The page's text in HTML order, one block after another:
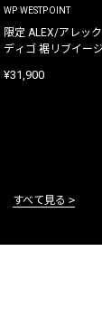
WP WESTPOINT
限定 ALEX/アレッ
ディゴ 裾リブイージ
¥31,900
すべて見る